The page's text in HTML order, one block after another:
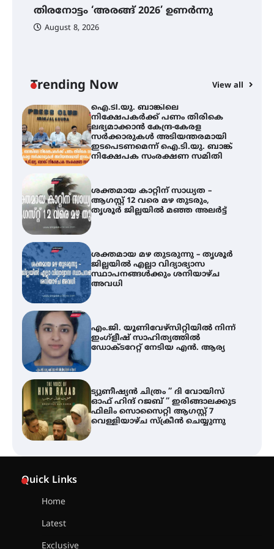
തിരനോട്ടം ‘അരങ്ങ് 2026’ ഉണർന്നു
August 8, 2026
Trending Now View all
വെള്ളിയാഴ്ച സ്‌ക്രീൻ ചെയ്യുന്നു
ഐ.ടി.യു. ബാങ്കിലെ
നിക്ഷേപകർക്ക് പണം തിരികെ
ലഭ്യമാക്കാൻ കേന്ദ്ര-കേരള
സർക്കാരുകൾ അടിയന്തരമായി
ഇടപെടണമെന്ന് ഐ.ടി.യു. ബാങ്ക്
നിക്ഷേപക സംരക്ഷണ സമിതി
ശക്തമായ കാറ്റിന് സാധ്യത –
ആഗസ്റ്റ് 12 വരെ മഴ തുടരും,
തൃശൂർ ജില്ലയിൽ മഞ്ഞ അലർട്ട്
ശക്തമായ മഴ തുടരുന്നു – തൃശൂർ
ജില്ലയിൽ എല്ലാ വിദ്യാഭ്യാസ
സ്ഥാപനങ്ങൾക്കും ശനിയാഴ്ച
അവധി
എം.ജി. യൂണിവേഴ്‌സിറ്റിയിൽ നിന്ന്
ഇംഗ്ളീഷ് സാഹിത്യത്തിൽ
ഡോക്ടറേറ്റ് നേടിയ എൻ. ആര്യ
ട്യുണീഷ്യൻ ചിത്രം ” ദി വോയിസ്
ഓഫ് ഹിന്ദ് റജബ് ” ഇരിങ്ങാലക്കുട
ഫിലിം സൊസൈറ്റി ആഗസ്റ്റ് 7
വെള്ളിയാഴ്ച സ്‌ക്രീൻ ചെയ്യുന്നു
Quick Links
Home
Latest
Exclusive